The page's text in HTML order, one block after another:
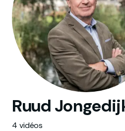
Ruud
4 vidéos